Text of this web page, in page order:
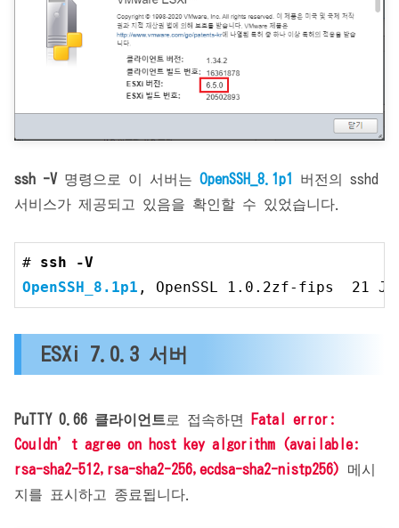
ssh -V 명령으로 이 서버는 OpenSSH_8.1p1
버전의 sshd
서비스가 제공되고 있음을 확인할 수 있었습니다.
#
OpenSSH_8 .1p1 , OpenSSL 1.0 .2zf-fips 21
ESXi 7.0.3 서버
PuTTY 0.66 클라이언트 로 접속하면
Fatal error:
Couldn’t agree on host key algorithm (available:
rsa-sha2-512,rsa-sha2-256,ecdsa-sha2-nistp256)
메시
지를 표시하고 종료됩니다.